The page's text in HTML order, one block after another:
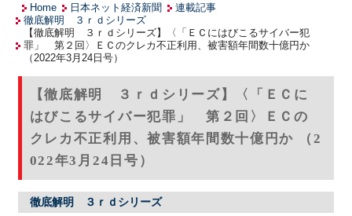
Home 日本ネット経済新聞
連載記事
徹底解明 ３ｒｄシリーズ
【徹底解明 ３ｒｄシリーズ】〈「ＥＣにはびこるサイバー犯
罪」 第２回〉ＥＣのクレカ不正利用、被害額年間数十億円か
（2022年3月24日号）
【徹底解明 ３ｒｄシリーズ】〈「ＥＣに
はびこるサイバー犯罪」 第２回〉ＥＣの
クレカ不正利用、被害額年間数十億円か （2
022年3月24日号）
徹底解明 ３ｒｄシリーズ